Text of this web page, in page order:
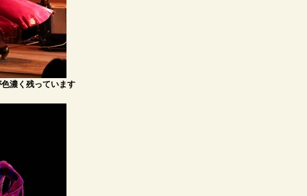
濃く残っています